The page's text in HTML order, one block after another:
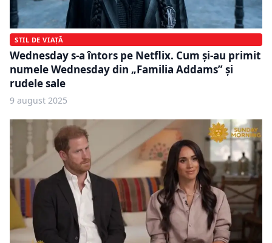
STIL DE VIAȚĂ
Wednesday s-a întors pe Netflix. Cum și-au primit
numele Wednesday din „Familia Addams” și
rudele sale
9 august 2025